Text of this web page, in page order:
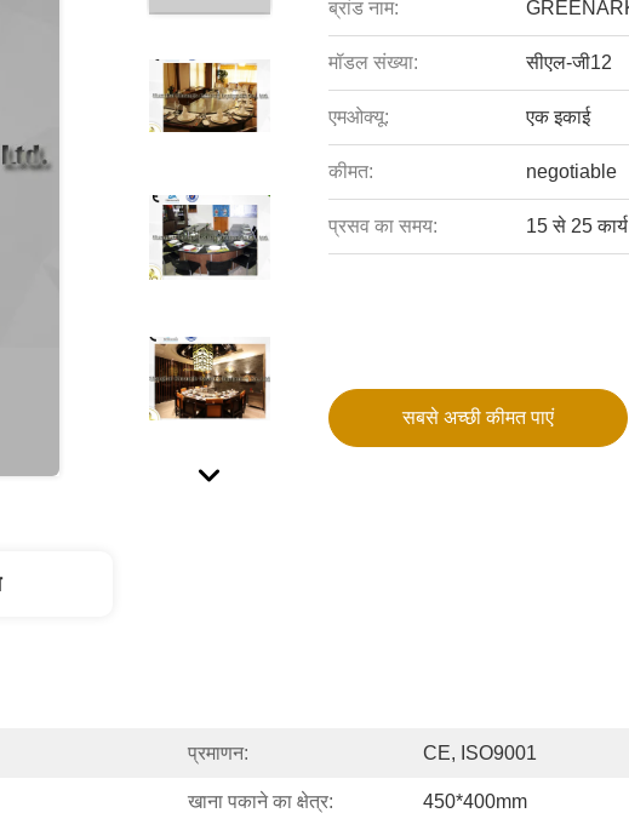
ब्रांड नाम:
मॉडल संख्या: सीएल-जी12
एमओक्यू: एक इकाई
कीमत: negotiable
प्रसव का समय: 15 से 25
सबसे अच्छी कीमत पाएं
प्रमाणन: CE, ISO9001
खाना पकाने का क्षेत्र: 450*400mm